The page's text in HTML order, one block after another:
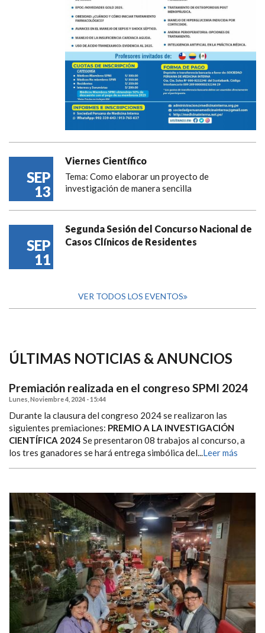
SEP
13
Viernes Científico
Tema: Como elaborar un proyecto de
investigación de manera sencilla
SEP
11
Segunda Sesión del Concurso Nacional de
Casos Clínicos de Residentes
VER TODOS LOS EVENTOS
ÚLTIMAS NOTICIAS & ANUNCIOS
Premiación realizada en el congreso SPMI 2024
Lunes, Noviembre 4, 2024 - 15:44
Durante la clausura del congreso 2024 se realizaron las
siguientes premiaciones: PREMIO A LA INVESTIGACIÓN
CIENTÍFICA 2024 Se presentaron 08 trabajos al concurso, a
los tres ganadores se hará entrega simbólica del...Leer más